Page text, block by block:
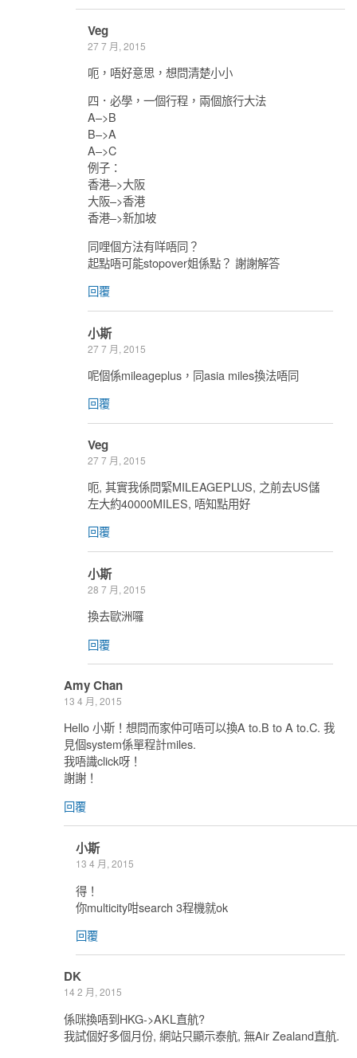
Veg
27 7 月, 2015
呃，唔好意思，想問清楚小小
四．必學，一個行程，兩個旅行大法
A–>B
B–>A
A–>C
例子：
香港–>大阪
大阪–>香港
香港–>新加坡
同哩個方法有咩唔同？
起點唔可能stopover姐係點？ 謝謝解答
回覆
小斯
27 7 月, 2015
呢個係mileageplus，同asia miles換法唔同
回覆
Veg
27 7 月, 2015
呃, 其實我係問緊MILEAGEPLUS, 之前去US儲
左大約40000MILES, 唔知點用好
回覆
小斯
28 7 月, 2015
換去歐洲囉
回覆
Amy Chan
13 4 月, 2015
Hello 小斯！想問而家仲可唔可以換A to.B to A to.C. 我
見個system係單程計miles.
我唔識click呀！
謝謝！
回覆
小斯
13 4 月, 2015
得！
你multicity咁search 3程機就ok
回覆
DK
14 2 月, 2015
係咪換唔到HKG->AKL直航?
我試個好多個月份, 網站只顯示泰航, 無Air Zealand直航.